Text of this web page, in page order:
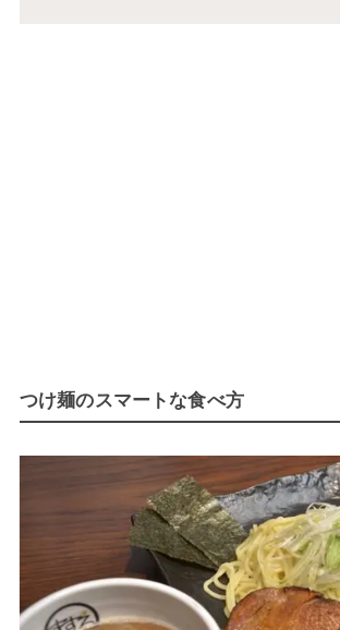
つけ麺のスマートな食べ方